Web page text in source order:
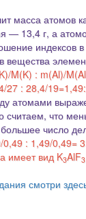
масса атомов
― 13,4 г, а
индексов
вещества
M(K) : m(Al)/
27 : 28,4/
атомами
считаем, что
число
: 1,49/0,49=
имеет вид K3AlF3
смотри